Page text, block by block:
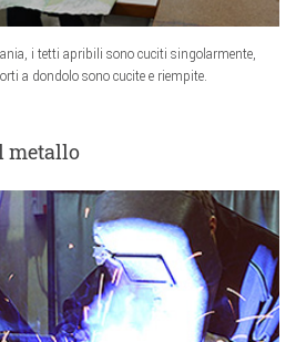
i tetti apribili sono cuciti singolarmente,
a dondolo sono cucite e riempite.
metallo